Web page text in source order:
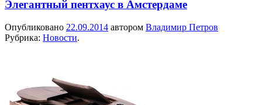
Элегантный пентхаус в Амстердаме
Опубликовано 22.09.2014 автором Владимир Петров
Рубрика: Новости.